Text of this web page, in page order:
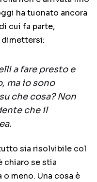
ha tuonato ancora
cui fa parte,
dimettersi:
a fare presto e
ma io sono
che cosa? Non
che il
sia risolvibile col
chiaro se stia
meno. Una cosa è